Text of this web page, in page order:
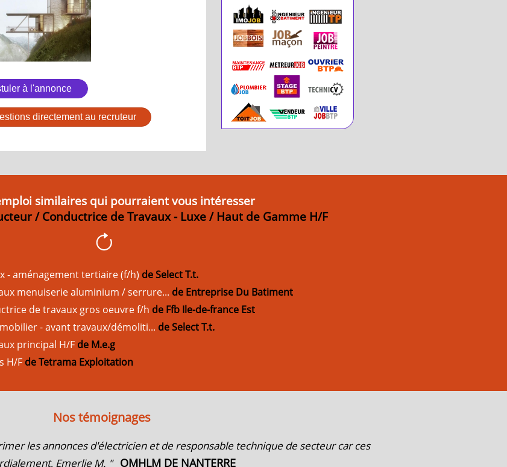
à l'annonce
directement au recruteur
similaires qui pourraient vous intéresser
/ Conductrice de Travaux - Luxe / Haut de Gamme H/F
- aménagement tertiaire (f/h) de Select T.t.
menuiserie aluminium / serrure... de Entreprise Du Batiment
de travaux gros oeuvre f/h de Ffb Ile-de-france Est
- avant travaux/démoliti... de Select T.t.
principal H/F de M.e.g
H/F de Tetrama Exploitation
Nos témoignages
les annonces d'électricien et de responsable technique de secteur car ces
Emerlie M. " OMHLM DE NANTERRE